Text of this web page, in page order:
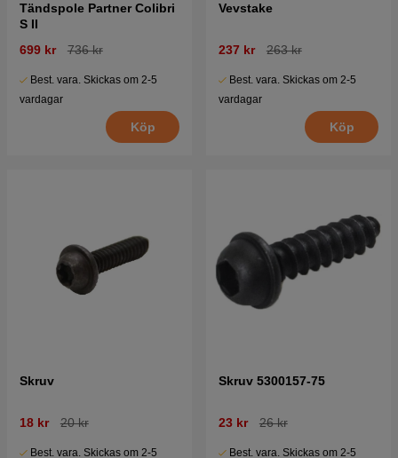
Tändspole Partner Colibri
S II
699 kr
736 kr
Best. vara. Skickas om 2-5
vardagar
Köp
Vevstake
237 kr 263 kr
Best. vara. Skickas om 2-5
vardagar
Köp
Skruv
18 kr 20 kr
Best. vara. Skickas om 2-5
Skruv 5300157-75
23 kr 26 kr
Best. vara. Skickas om 2-5